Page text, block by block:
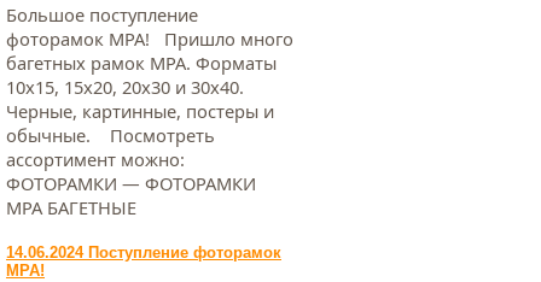
Большое поступление
фоторамок МРА! Пришло много
багетных рамок МРА. Форматы
10х15, 15х20, 20х30 и 30х40.
Черные, картинные, постеры и
обычные. Посмотреть
ассортимент можно:
ФОТОРАМКИ — ФОТОРАМКИ
МРА БАГЕТНЫЕ
14.06.2024 Поступление фоторамок
МРА!